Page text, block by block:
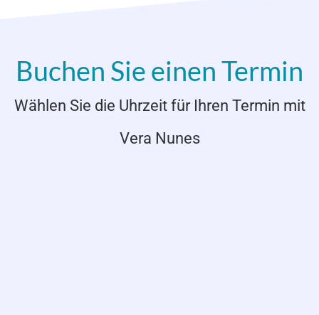
Buchen Sie einen Termin
Wählen Sie die Uhrzeit für Ihren Termin mit
Vera Nunes